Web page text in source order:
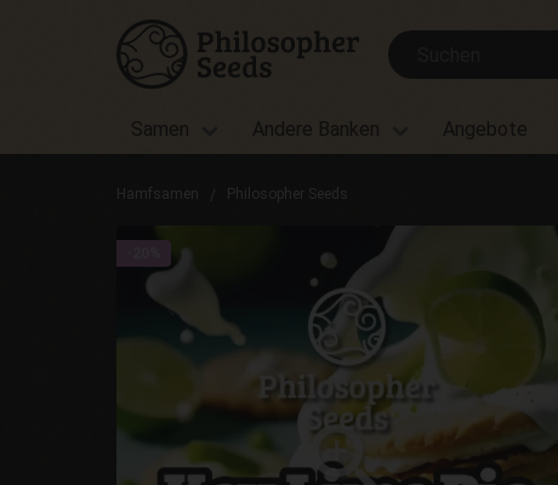
Samen Andere Banken Angebote
Hamfsamen Philosopher Seeds